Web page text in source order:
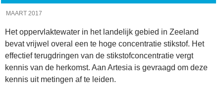
MAART 2017
Het oppervlaktewater in het landelijk gebied in Zeeland
bevat vrijwel overal een te hoge concentratie stikstof. Het
effectief terugdringen van de stikstofconcentratie vergt
kennis van de herkomst. Aan Artesia is gevraagd om deze
kennis uit metingen af te leiden.